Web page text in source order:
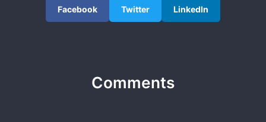
Facebook Twitter LinkedIn
Comments